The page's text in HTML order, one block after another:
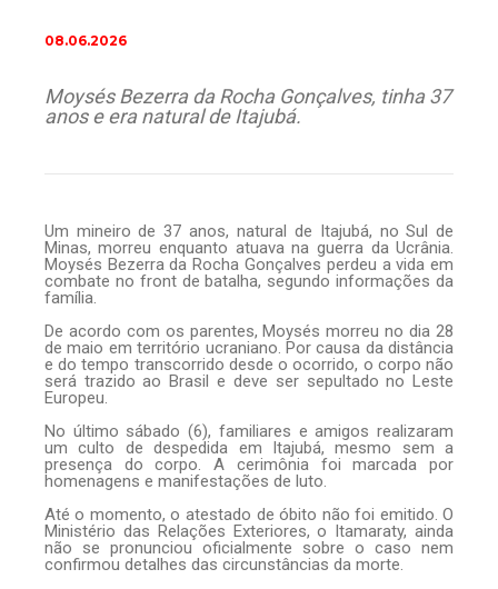
08.06.2026
Moysés Bezerra da Rocha Gonçalves, tinha 37
anos e era natural de Itajubá.
Um mineiro de 37 anos, natural de Itajubá, no Sul de
Minas, morreu enquanto atuava na guerra da Ucrânia.
Moysés Bezerra da Rocha Gonçalves perdeu a vida em
combate no front de batalha, segundo informações da
família.
De acordo com os parentes, Moysés morreu no dia 28
de maio em território ucraniano. Por causa da distância
e do tempo transcorrido desde o ocorrido, o corpo não
será trazido ao Brasil e deve ser sepultado no Leste
Europeu.
No último sábado (6), familiares e amigos realizaram
um culto de despedida em Itajubá, mesmo sem a
presença do corpo. A cerimônia foi marcada por
homenagens e manifestações de luto.
Até o momento, o atestado de óbito não foi emitido. O
Ministério das Relações Exteriores, o Itamaraty, ainda
não se pronunciou oficialmente sobre o caso nem
confirmou detalhes das circunstâncias da morte.